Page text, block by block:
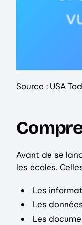
Source : USA
Avant de se
les écoles.
Les
Les
Les